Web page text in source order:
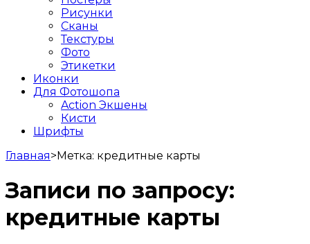
Рисунки
Сканы
Текстуры
Фото
Этикетки
Иконки
Для Фотошопа
Action Экшены
Кисти
Шрифты
Главная>Метка: кредитные карты
Записи по запросу:
кредитные карты